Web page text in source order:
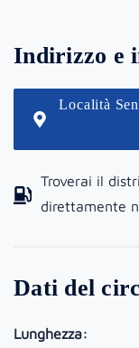
Indirizzo e
Località
Troverai il
direttamente
Dati del
Lunghezza: